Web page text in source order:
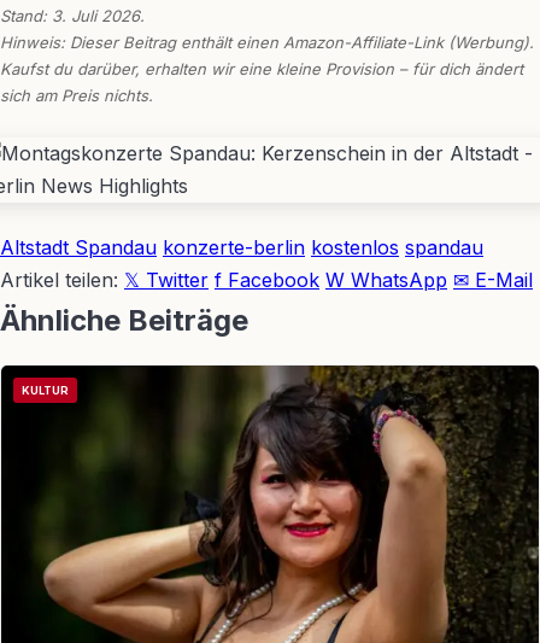
Stand: 3. Juli 2026.
Hinweis: Dieser Beitrag enthält einen Amazon-Affiliate-Link (Werbung).
Kaufst du darüber, erhalten wir eine kleine Provision – für dich ändert
sich am Preis nichts.
Altstadt Spandau konzerte-berlin kostenlos spandau
Artikel teilen: 𝕏 Twitter f Facebook W WhatsApp ✉ E-Mail
Ähnliche Beiträge
KULTUR